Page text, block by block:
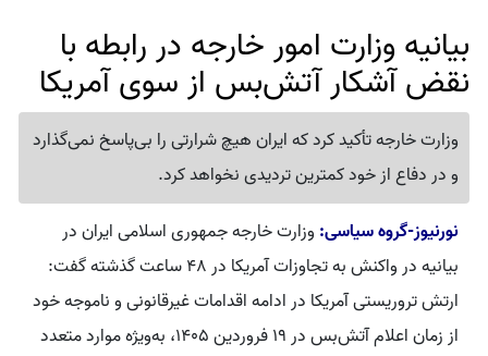
بیانیه وزارت امور خارجه در رابطه با
نقض آشکار آتش‌بس از سوی آمریکا
وزارت خارجه تأکید کرد که ایران هیچ شرارتی را بی‌پاسخ نمی‌گذارد
و در دفاع از خود کمترین تردیدی نخواهد کرد.
نورنیوز-گروه سیاسی: وزارت خارجه جمهوری اسلامی ایران در
بیانیه در واکنش به تجاوزات آمریکا در 48 ساعت گذشته گفت:
ارتش تروریستی آمریکا در ادامه اقدامات غیرقانونی و ناموجه خود
از زمان اعلام آتش‌بس در 19 فروردین 1405، به‌ویژه موارد متعدد